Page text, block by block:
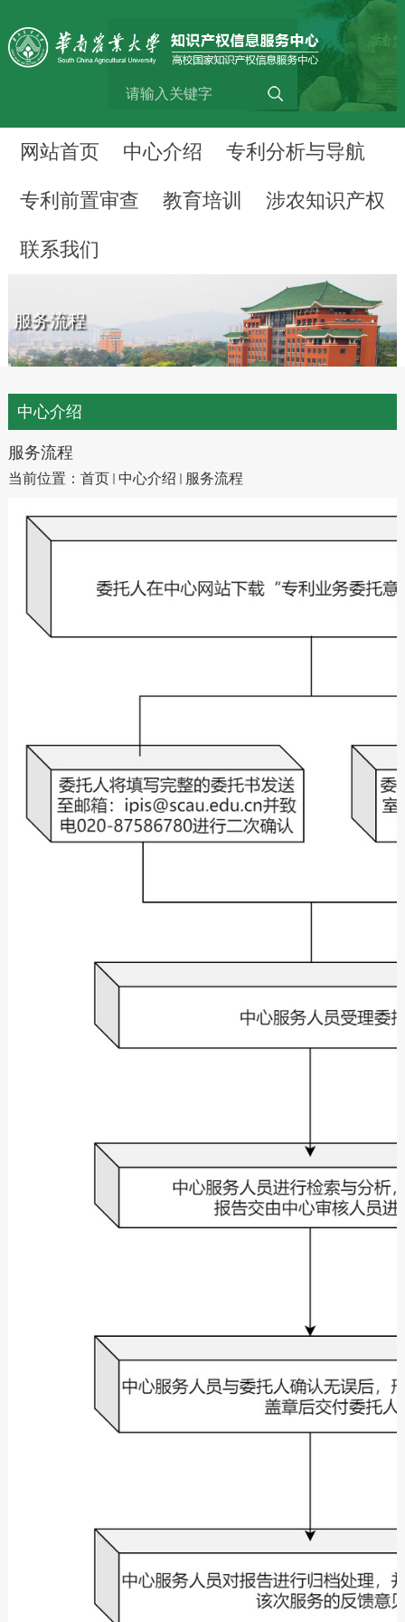
网站首页 中心介绍 专利分析与导航
专利前置审查 教育培训 涉农知识产权
联系我们
服务流程
中心介绍
服务流程
当前位置： 首页 中心介绍 服务流程